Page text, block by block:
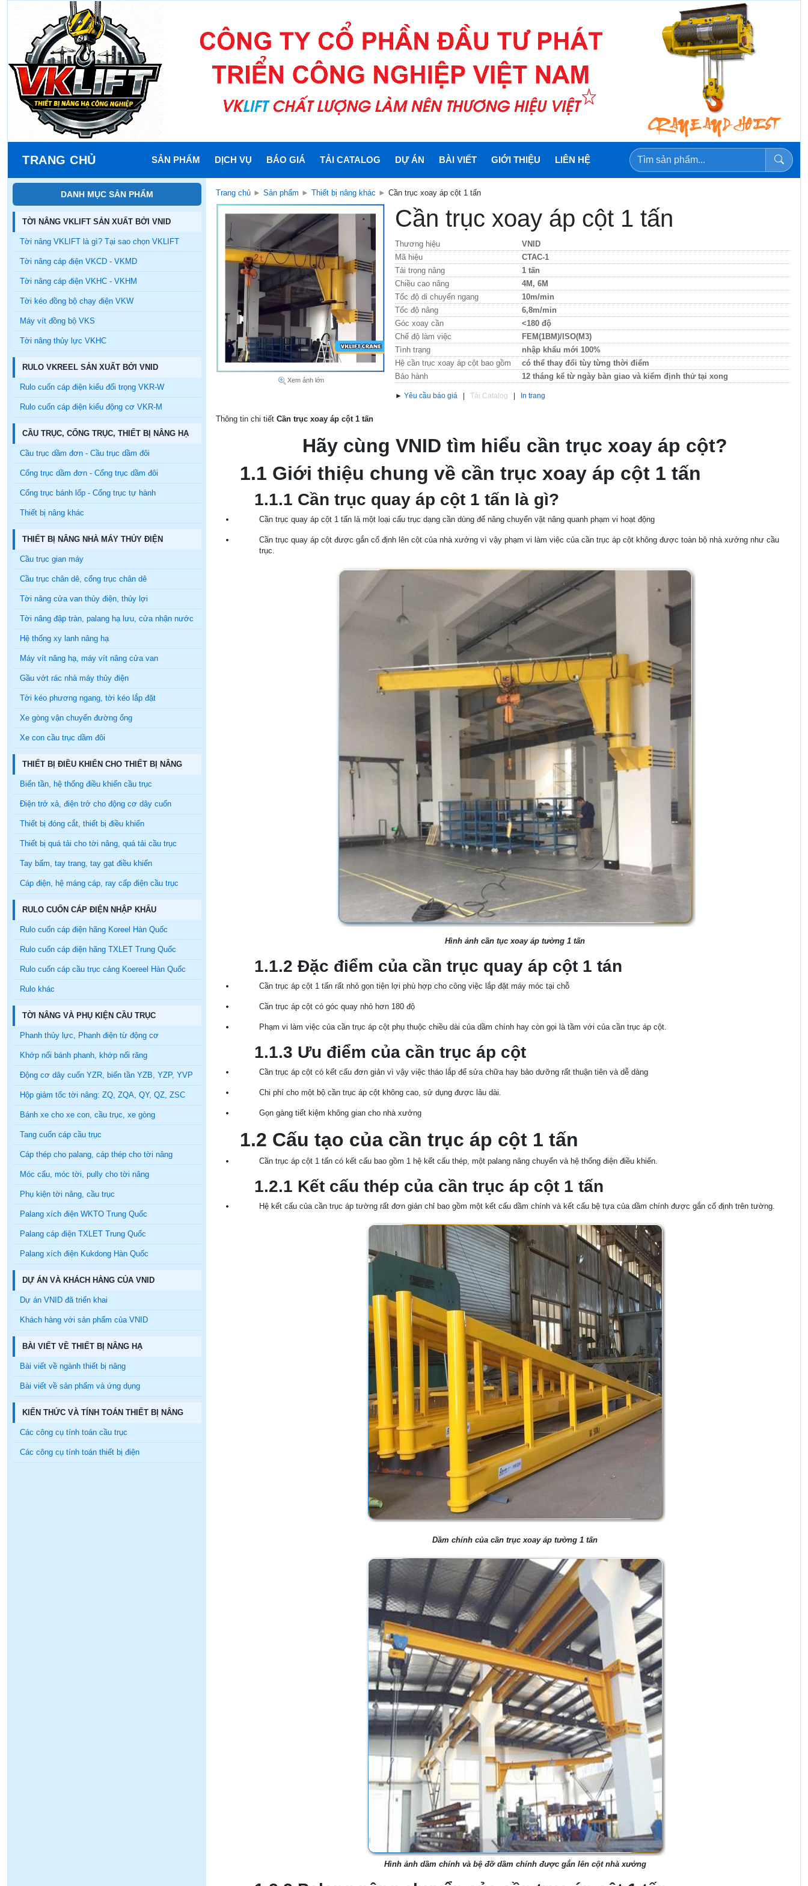
TRANG CHỦ SẢN PHẨM DỊCH VỤ BÁO GIÁ TẢI CATALOG DỰ ÁN BÀI VIẾT GIỚI THIỆU LIÊN HỆ
DANH MỤC SẢN PHẨM
TỜI NÂNG VKLIFT SẢN XUẤT BỞI VNID
Tời nâng VKLIFT là gì? Tại sao chọn VKLIFT
Tời nâng cáp điện VKCD - VKMD
Tời nâng cáp điện VKHC - VKHM
Tời kéo đồng bộ chạy điện VKW
Máy vít đồng bộ VKS
Tời nâng thủy lực VKHC
RULO VKREEL SẢN XUẤT BỞI VNID
Rulo cuốn cáp điện kiểu đối trọng VKR-W
Rulo cuốn cáp điện kiểu động cơ VKR-M
CẦU TRỤC, CỔNG TRỤC, THIẾT BỊ NÂNG HẠ
Cầu trục dầm đơn - Cầu trục dầm đôi
Cổng trục dầm đơn - Cổng trục dầm đôi
Cổng trục bánh lốp - Cổng trục tự hành
Thiết bị nâng khác
THIẾT BỊ NÂNG NHÀ MÁY THỦY ĐIỆN
Cầu trục gian máy
Cầu trục chân dê, cổng trục chân dê
Tời nâng cửa van thủy điện, thủy lợi
Tời nâng đập tràn, palang hạ lưu, cửa nhận nước
Hệ thống xy lanh nâng hạ
Máy vít nâng hạ, máy vít nâng cửa van
Gầu vớt rác nhà máy thủy điện
Tời kéo phương ngang, tời kéo lắp đặt
Xe gòng vận chuyển đường ống
Xe con cầu trục dầm đôi
THIẾT BỊ ĐIỀU KHIỂN CHO THIẾT BỊ NÂNG
Biến tần, hệ thống điều khiển cầu trục
Điện trở xả, điện trở cho động cơ dây cuốn
Thiết bị đóng cắt, thiết bị điều khiển
Thiết bị quá tải cho tời nâng, quá tải cầu trục
Tay bấm, tay trang, tay gạt điều khiển
Cáp điện, hệ máng cáp, ray cấp điện cầu trục
RULO CUỐN CÁP ĐIỆN NHẬP KHẨU
Rulo cuốn cáp điện hãng Koreel Hàn Quốc
Rulo cuốn cáp điện hãng TXLET Trung Quốc
Rulo cuốn cáp cầu trục cảng Koereel Hàn Quốc
Rulo khác
TỜI NÂNG VÀ PHỤ KIỆN CẦU TRỤC
Phanh thủy lực, Phanh điện từ động cơ
Khớp nối bánh phanh, khớp nối răng
Động cơ dây cuốn YZR, biến tần YZB, YZP, YVP
Hộp giảm tốc tời nâng: ZQ, ZQA, QY, QZ, ZSC
Bánh xe cho xe con, cầu trục, xe gòng
Tang cuốn cáp cầu trục
Cáp thép cho palang, cáp thép cho tời nâng
Móc cẩu, móc tời, pully cho tời nâng
Phụ kiện tời nâng, cầu trục
Palang xích điện WKTO Trung Quốc
Palang cáp điện TXLET Trung Quốc
Palang xích điện Kukdong Hàn Quốc
DỰ ÁN VÀ KHÁCH HÀNG CỦA VNID
Dự án VNID đã triển khai
Khách hàng với sản phẩm của VNID
BÀI VIẾT VỀ THIẾT BỊ NÂNG HẠ
Bài viết về ngành thiết bị nâng
Bài viết về sản phẩm và ứng dụng
KIẾN THỨC VÀ TÍNH TOÁN THIẾT BỊ NÂNG
Các công cụ tính toán cầu trục
Các công cụ tính toán thiết bị điện
Trang chủ ► Sản phẩm ► Thiết bị nâng khác ► Cần trục xoay áp cột 1 tấn
Xem ảnh lớn
Cần trục xoay áp cột 1 tấn
Thương hiệu
VNID
Mã hiệu
CTAC-1
Tải trọng nâng
1 tấn
Chiều cao nâng
4M, 6M
Tốc độ di chuyển ngang
10m/min
Tốc độ nâng
6,8m/min
Góc xoay cần
<180 độ
Chế độ làm việc
FEM(1BM)/ISO(M3)
Tình trạng
nhập khẩu mới 100%
Hệ cần trục xoay áp cột bao gồm
có thể thay đổi tùy từng thời điểm
Bảo hành
12 tháng kể từ ngày bàn giao và kiểm định thử tại xong
► Yêu cầu báo giá | Tải Catalog | In trang
Thông tin chi tiết Cần trục xoay áp cột 1 tấn
Hãy cùng VNID tìm hiểu cần trục xoay áp cột?
1.1 Giới thiệu chung về cần trục xoay áp cột 1 tấn
1.1.1 Cần trục quay áp cột 1 tấn là gì?
Cần trục quay áp cột 1 tấn là một loại cẩu trục dạng cần dùng để nâng chuyển vật nâng quanh phạm vi hoạt động
Cần trục quay áp cột được gắn cố định lên cột của nhà xưởng vì vậy phạm vi làm việc của cần trục áp cột không được toàn bộ nhà xưởng như cầu
trục.
Hình ảnh cần tục xoay áp tường 1 tấn
1.1.2 Đặc điểm của cần trục quay áp cột 1 tán
Cần trục áp cột 1 tấn rất nhỏ gọn tiện lợi phù hợp cho công việc lắp đặt máy móc tại chỗ
Cần trục áp cột có góc quay nhỏ hơn 180 độ
Phạm vi làm việc của cần trục áp cột phụ thuộc chiều dài của dầm chính hay còn gọi là tầm với của cần trục áp cột.
1.1.3 Ưu điểm của cần trục áp cột
Cần trục áp cột có kết cấu đơn giản vì vậy việc tháo lắp để sửa chữa hay bảo dưỡng rất thuận tiên và dễ dàng
Chi phí cho một bộ cần trục áp cột không cao, sử dụng được lâu dài.
Gọn gàng tiết kiệm không gian cho nhà xưởng
1.2 Cấu tạo của cần trục áp cột 1 tấn
Cần trục áp cột 1 tấn có kết cấu bao gồm 1 hệ kết cấu thép, một palang nâng chuyển và hệ thống điện điều khiển.
1.2.1 Kết cấu thép của cần trục áp cột 1 tấn
Hệ kết cấu của cần trục áp tường rất đơn giản chỉ bao gồm một kết cấu dầm chính và kết cấu bệ tựa của dầm chính được gắn cố định trên tường.
Dầm chính của cần trục xoay áp tường 1 tấn
Hình ảnh dầm chính và bệ đỡ dầm chính được gắn lên cột nhà xưởng